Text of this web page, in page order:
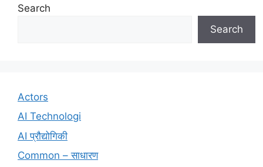
Search
Search
Actors
AI Technologi
AI प्रौद्योगिकी
Common – साधारण